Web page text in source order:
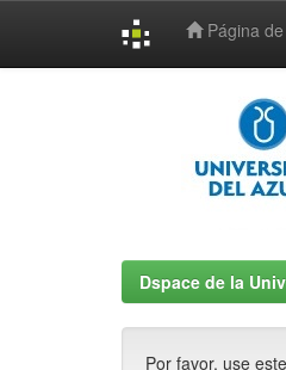
Página de
Dspace de la
Por favor, use